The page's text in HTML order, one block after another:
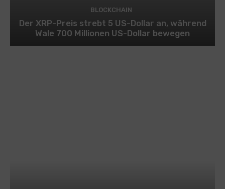
BLOCKCHAIN
Der XRP-Preis strebt 5 US-Dollar an, während
Wale 700 Millionen US-Dollar bewegen